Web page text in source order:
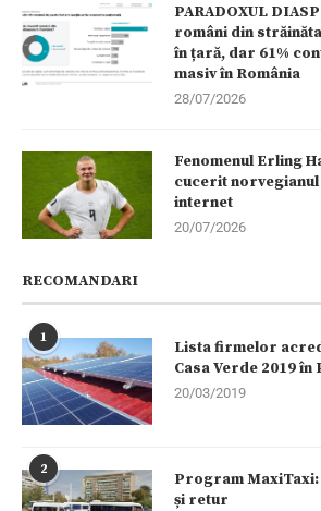
PARADOXUL
români din
în țară, dar 61%
masiv în România
28/07/2026
Fenomenul Erling
cucerit
internet
20/07/2026
RECOMANDARI
1
Lista firmelor
Casa Verde 2019 în
20/03/2019
2
Program
și retur